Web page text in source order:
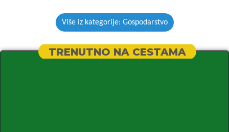
Više iz kategorije: Gospodarstvo
TRENUTNO NA CESTAMA